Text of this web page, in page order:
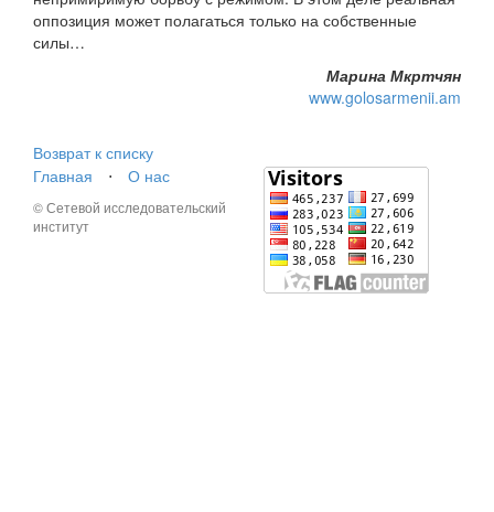
оппозиция может полагаться только на собственные
силы…
Марина Мкртчян
www.golosarmenii.am
Возврат к списку
Главная
⋅ О нас
© Сетевой исследовательский
институт